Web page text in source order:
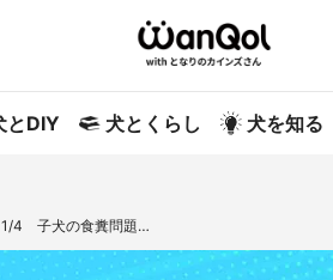
とDIY 犬とくらし 犬を知る
1/4 子犬の食糞問題…